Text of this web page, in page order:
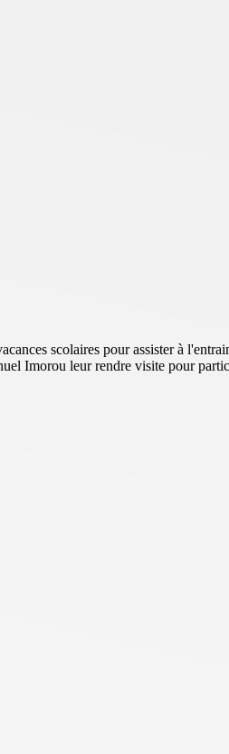
scolaires pour assister à
Imorou leur rendre visite pour